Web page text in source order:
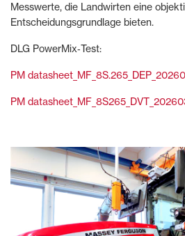
Messwerte, die Landwirten eine
Entscheidungsgrundlage bieten.
DLG PowerMix‑Test:
PM
PM